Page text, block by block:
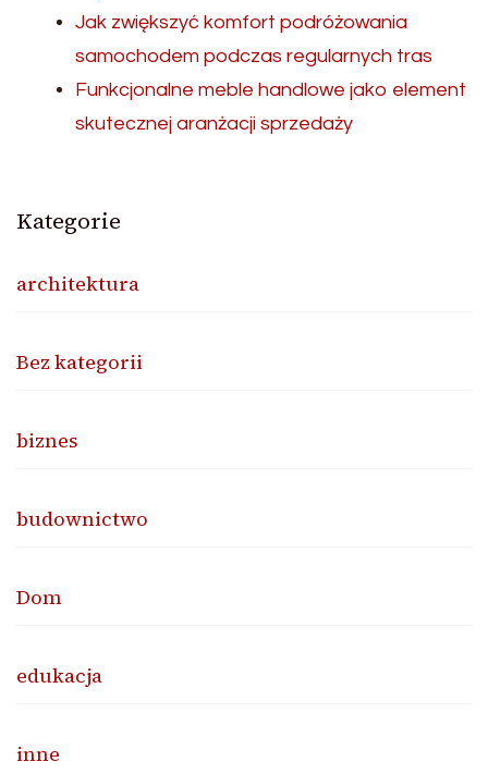
Jak zwiększyć komfort podróżowania
samochodem podczas regularnych tras
Funkcjonalne meble handlowe jako element
skutecznej aranżacji sprzedaży
Kategorie
architektura
Bez kategorii
biznes
budownictwo
Dom
edukacja
inne